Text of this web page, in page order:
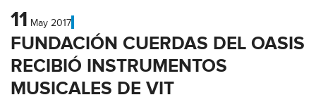
11 May 2017
FUNDACIÓN CUERDAS DEL OASIS
RECIBIÓ INSTRUMENTOS
MUSICALES DE VIT